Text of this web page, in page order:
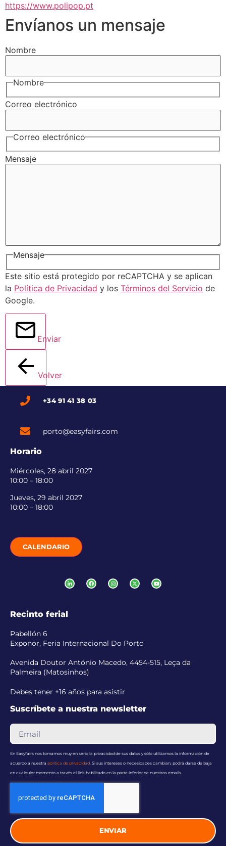
https://www.polipop.pt
Envíanos un mensaje
Nombre
Nombre
Correo electrónico
Correo electrónico
Mensaje
Mensaje
Este sitio está protegido por reCAPTCHA y se aplican
la Política de Privacidad y los Términos del Servicio de
Google.
Enviar
Volver
+34 91 41 38 03
porto@easyfairs.com
Horario
Miércoles, 28 abril 2027
10:00 – 18:00
Jueves, 29 abril 2027
10:00 – 18:00
CALENDARIO
Recinto ferial
Pabellón 6
Exponor, Feria Internacional Do Porto
Avenida Doutor António Macedo, 4454-515, Leça da
Palmeira (Matosinhos)
Debes tener +16 años para asistir
Suscríbete a nuestra newsletter
En Easyfairs nos tomamos muy en serio la privacidad de sus datos y sólo utilizamos la información de
acuerdo a nuestra política de privacidad. Si sus intereses o necesidades cambian, podrá darse de baja
en cualquier momento a través el link habilitado en la parte inferior de nuestros emails.
ENVIAR